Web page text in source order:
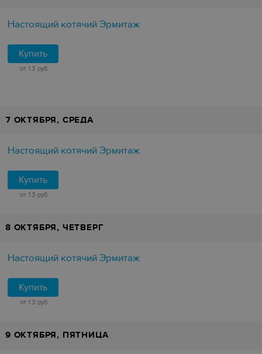
Настоящий котячий Эрмитаж
Купить
от 13 руб.
7 ОКТЯБРЯ, СРЕДА
Настоящий котячий Эрмитаж
Купить
от 13 руб.
8 ОКТЯБРЯ, ЧЕТВЕРГ
Настоящий котячий Эрмитаж
Купить
от 13 руб.
9 ОКТЯБРЯ, ПЯТНИЦА